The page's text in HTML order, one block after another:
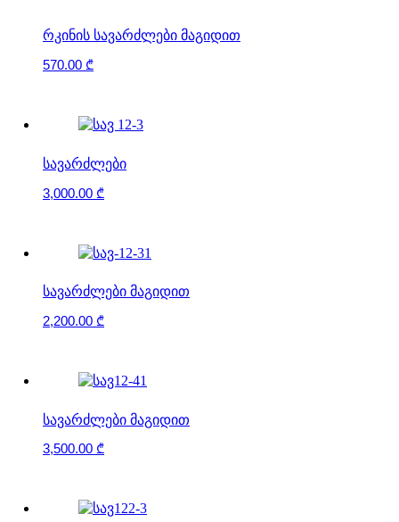
ᲠᲙᲘᲜᲘᲡ ᲡᲐᲕᲐᲠᲫᲚᲔᲑᲘ ᲛᲐᲒᲘᲓᲘᲗ
570.00 ₾
ᲡᲐᲕᲐᲠᲫᲚᲔᲑᲘ
3,000.00 ₾
ᲡᲐᲕᲐᲠᲫᲚᲔᲑᲘ ᲛᲐᲒᲘᲓᲘᲗ
2,200.00 ₾
ᲡᲐᲕᲐᲠᲫᲚᲔᲑᲘ ᲛᲐᲒᲘᲓᲘᲗ
3,500.00 ₾